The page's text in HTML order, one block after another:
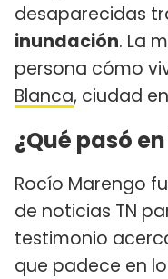
desaparecidas
inundación. La
persona cómo
Blanca, ciudad
¿Qué pasó
Rocío Marengo
de noticias TN
testimonio
que padece en